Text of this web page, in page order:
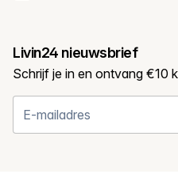
Livin24 nieuwsbrief
Schrijf je in en ontvang €10